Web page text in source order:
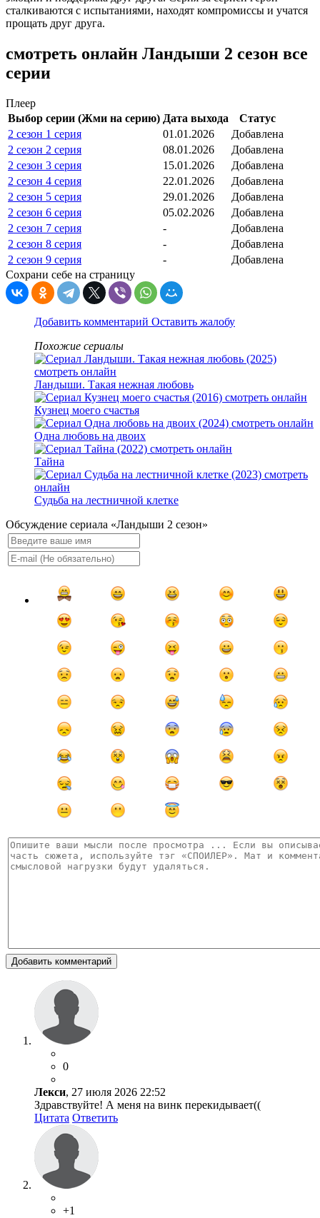
сталкиваются с испытаниями, находят компромиссы и учатся
прощать друг друга.
смотреть онлайн Ландыши 2 сезон все
серии
Плеер
Выбор серии (Жми на серию) Дата выхода
Статус
2 сезон 1 серия
01.01.2026
Добавлена
2 сезон 2 серия
08.01.2026
Добавлена
2 сезон 3 серия
15.01.2026
Добавлена
2 сезон 4 серия
22.01.2026
Добавлена
2 сезон 5 серия
29.01.2026
Добавлена
2 сезон 6 серия
05.02.2026
Добавлена
2 сезон 7 серия
-
Добавлена
2 сезон 8 серия
-
Добавлена
2 сезон 9 серия
-
Добавлена
Сохрани себе на страницу
Добавить комментарий Оставить жалобу
Похожие сериалы
Ландыши. Такая нежная любовь
Кузнец моего счастья
Одна любовь на двоих
Тайна
Судьба на лестничной клетке
Обсуждение сериала «Ландыши 2 сезон»
Добавить комментарий
0
Лекси, 27 июля 2026 22:52
Здравствуйте! А меня на винк перекидывает((
Цитата Ответить
+1